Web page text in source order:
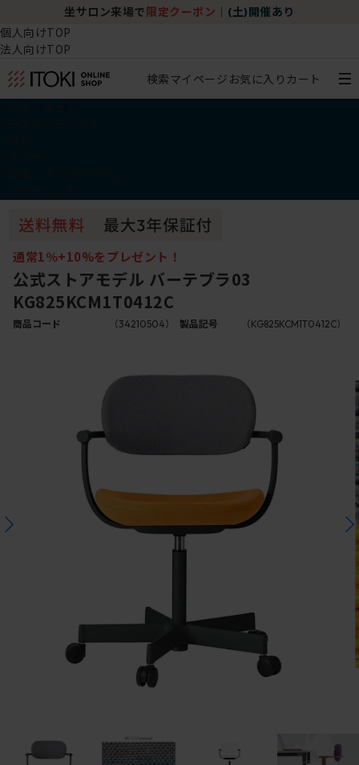
坐サロン来場で 限定クーポン (土)開催あり
個人向けTOP
法人向けTOP
検索マイページ お気に入り カート
通常1％+10%をプレゼント！
公式ストアモデル バーテブラ03
KG825KCM1T0412C
商品コード （34210504） 製品記号 （KG825KCM1T0412C）